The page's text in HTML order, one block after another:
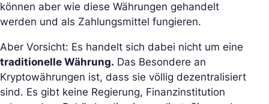
können aber wie diese Währungen gehandelt
werden und als Zahlungsmittel fungieren.
Aber Vorsicht: Es handelt sich dabei nicht um eine
traditionelle Währung. Das Besondere an
Kryptowährungen ist, dass sie völlig dezentralisiert
sind. Es gibt keine Regierung, Finanzinstitution